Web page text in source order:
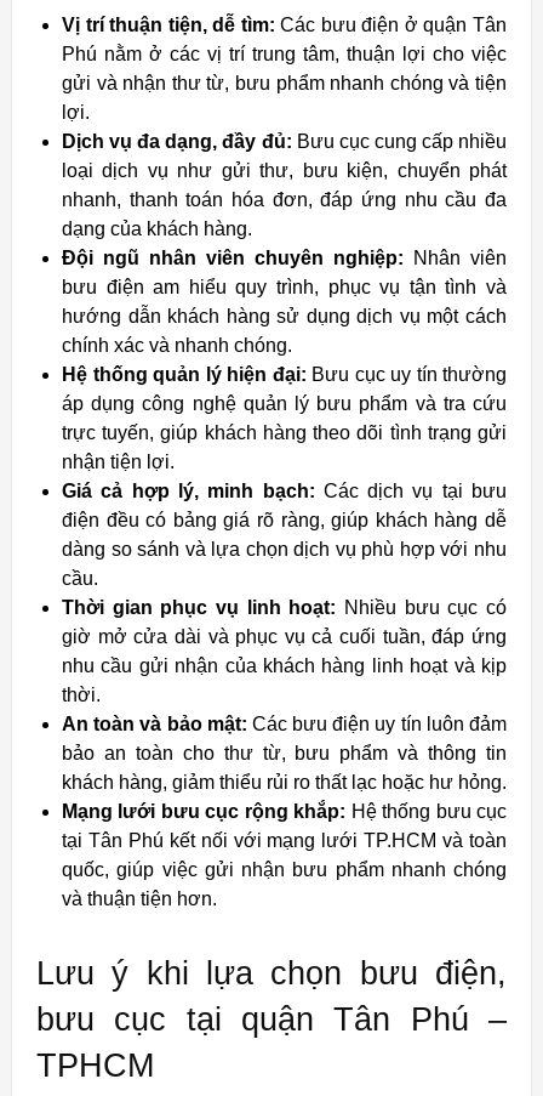
Vị trí thuận tiện, dễ tìm: Các bưu điện ở quận Tân
Phú nằm ở các vị trí trung tâm, thuận lợi cho việc
gửi và nhận thư từ, bưu phẩm nhanh chóng và tiện
lợi.
Dịch vụ đa dạng, đầy đủ: Bưu cục cung cấp nhiều
loại dịch vụ như gửi thư, bưu kiện, chuyển phát
nhanh, thanh toán hóa đơn, đáp ứng nhu cầu đa
dạng của khách hàng.
Đội ngũ nhân viên chuyên nghiệp: Nhân viên
bưu điện am hiểu quy trình, phục vụ tận tình và
hướng dẫn khách hàng sử dụng dịch vụ một cách
chính xác và nhanh chóng.
Hệ thống quản lý hiện đại: Bưu cục uy tín thường
áp dụng công nghệ quản lý bưu phẩm và tra cứu
trực tuyến, giúp khách hàng theo dõi tình trạng gửi
nhận tiện lợi.
Giá cả hợp lý, minh bạch: Các dịch vụ tại bưu
điện đều có bảng giá rõ ràng, giúp khách hàng dễ
dàng so sánh và lựa chọn dịch vụ phù hợp với nhu
cầu.
Thời gian phục vụ linh hoạt: Nhiều bưu cục có
giờ mở cửa dài và phục vụ cả cuối tuần, đáp ứng
nhu cầu gửi nhận của khách hàng linh hoạt và kịp
thời.
An toàn và bảo mật: Các bưu điện uy tín luôn đảm
bảo an toàn cho thư từ, bưu phẩm và thông tin
khách hàng, giảm thiểu rủi ro thất lạc hoặc hư hỏng.
Mạng lưới bưu cục rộng khắp: Hệ thống bưu cục
tại Tân Phú kết nối với mạng lưới TP.HCM và toàn
quốc, giúp việc gửi nhận bưu phẩm nhanh chóng
và thuận tiện hơn.
Lưu ý khi lựa chọn bưu điện,
bưu cục tại quận Tân Phú –
TPHCM